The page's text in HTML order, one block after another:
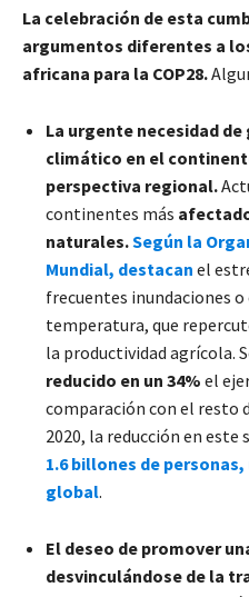
La celebración de esta
argumentos diferentes a
africana para la COP28.
La urgente necesidad
climático en el
perspectiva regional.
continentes más
naturales.Según la
Mundial, destacan el
frecuentes inundaciones
temperatura, que
la productividad agrícola.
reducido en un 34% el
comparación con el resto
2020, la reducción en
1.6 billones de
global.
El deseo de promover
desvinculándose de la